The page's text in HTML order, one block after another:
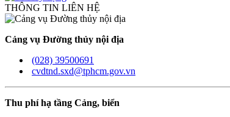
THÔNG TIN LIÊN HỆ
Cảng vụ Đường thủy nội địa
(028) 39500691
cvdtnd.sxd@tphcm.gov.vn
Thu phí hạ tầng Cảng, biển